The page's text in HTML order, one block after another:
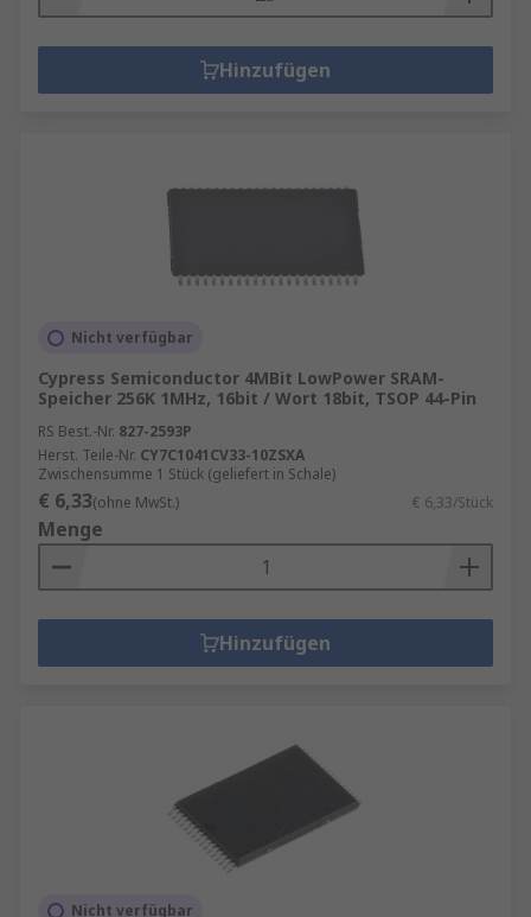
Hinzufügen
Nicht verfügbar
Cypress Semiconductor 4MBit LowPower SRAM-
Speicher 256K 1MHz, 16bit / Wort 18bit, TSOP 44-Pin
RS Best.-Nr. 827-2593P
Herst. Teile-Nr. CY7C1041CV33-10ZSXA
Zwischensumme 1 Stück (geliefert in Schale)
€ 6,33(ohne MwSt.) € 6,33/Stück
Menge
Hinzufügen
Nicht verfügbar